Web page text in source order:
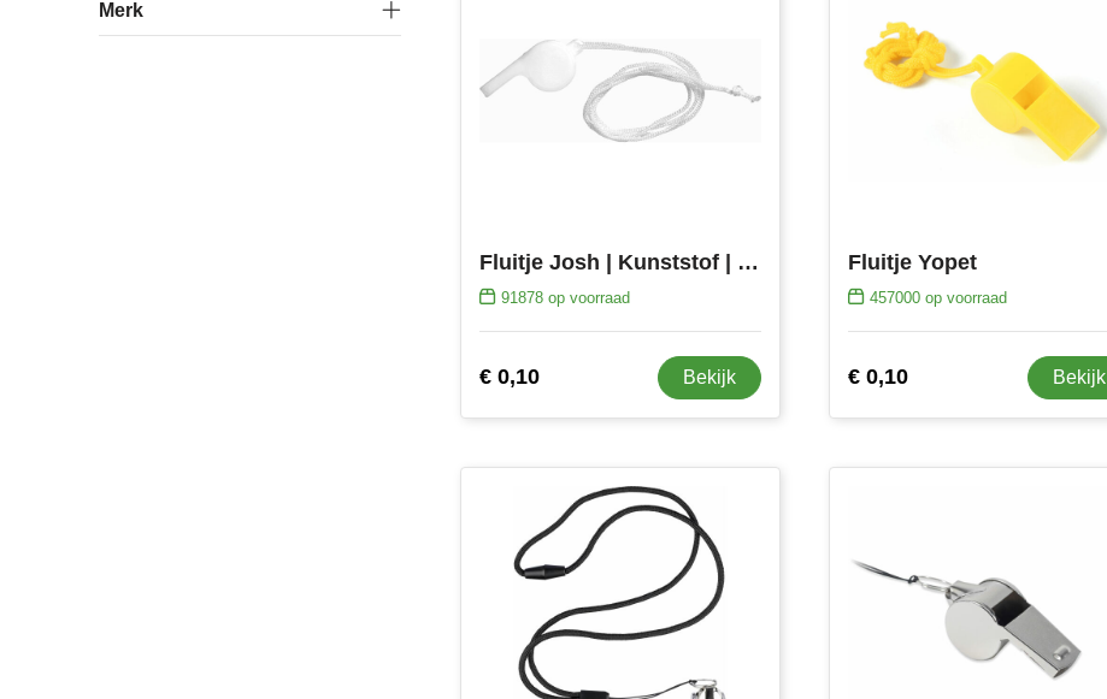
Merk
Fluitje Josh | Kunststof | Met koord
91878op voorraad
€ 0,10 Bekijk
Fluitje Yopet
457000 op voorraad
€ 0,10 Bekijk